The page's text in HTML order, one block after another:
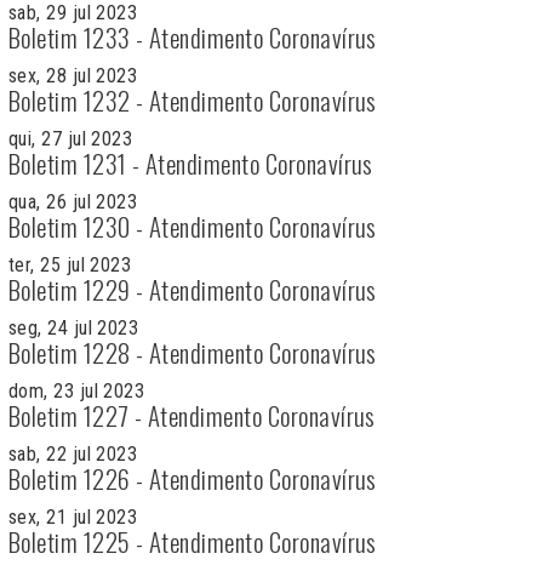
sab, 29 jul 2023
Boletim 1233 - Atendimento Coronavírus
sex, 28 jul 2023
Boletim 1232 - Atendimento Coronavírus
qui, 27 jul 2023
Boletim 1231 - Atendimento Coronavírus
qua, 26 jul 2023
Boletim 1230 - Atendimento Coronavírus
ter, 25 jul 2023
Boletim 1229 - Atendimento Coronavírus
seg, 24 jul 2023
Boletim 1228 - Atendimento Coronavírus
dom, 23 jul 2023
Boletim 1227 - Atendimento Coronavírus
sab, 22 jul 2023
Boletim 1226 - Atendimento Coronavírus
sex, 21 jul 2023
Boletim 1225 - Atendimento Coronavírus